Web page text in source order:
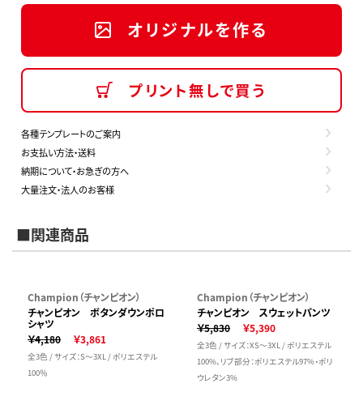
オリジナルを作る
プリント無しで買う
各種テンプレートのご案内
お支払い方法・送料
納期について・お急ぎの方へ
大量注文・法人のお客様
■関連商品
Champion（チャンピオン）
チャンピオン ボタンダウンポロ
シャツ
￥4,180
￥3,861
全3色 / サイズ：S～3XL / ポリエステル
100％
Champion（チャンピオン）
チャンピオン スウェットパンツ
￥5,830
￥5,390
全3色 / サイズ：XS～3XL / ポリエステル
100%、リブ部分：ポリエステル97%・ポリ
ウレタン3%